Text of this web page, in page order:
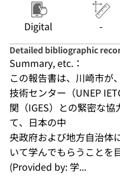
Digital -
Detailed bibliographic
Summary, etc.：
この報告書は、川崎市が
技術センター（UNEP
関（IGES）との緊密な
て、日本の中
央政府および地方自治体
いて学んでもらうことを
(Provided by: 学...